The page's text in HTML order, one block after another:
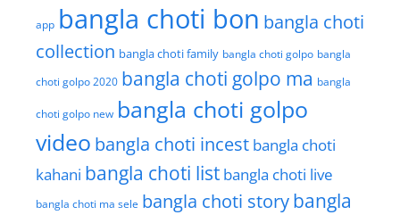
app bangla choti bon bangla choti
collection bangla choti family bangla choti golpo bangla
choti golpo 2020 bangla choti golpo ma bangla
choti golpo new bangla choti golpo
video bangla choti incest bangla choti
kahani bangla choti list bangla choti live
bangla choti ma sele bangla choti storybangla